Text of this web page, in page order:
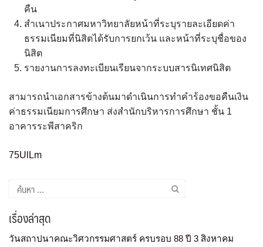
คืน
สำเนาประกาศมหาวิทยาลัยหน้าที่ระบุรายละเอียดค่า
ธรรมเนียมที่นิสิตได้รับการยกเว้น และหน้าที่ระบุชื่อของ
นิสิต
รายงานการลงทะเบียนเรียนจากระบบสารนิเทศนิสิต
สามารถนำเอกสารข้างต้นมาดำเนินการทำคำร้องขอคืนเงิน
ค่าธรรมเนียมการศึกษา ส่งสำนักบริหารการศึกษา ชั้น 1
อาคารระพีสาคริก
75UlLm
เรื่องล่าสุด
วันสถาปนาคณะวิศวกรรมศาสตร์ ครบรอบ 88 ปี 3 สิงหาคม